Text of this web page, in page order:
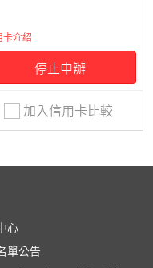
卡介紹
停止申辦
加入信用卡比較
心
單公告